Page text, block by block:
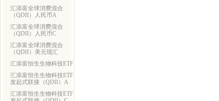
汇添富全球消费混合
（QDII）人民币A
汇添富全球消费混合
（QDII）人民币C
汇添富全球消费混合
（QDII）美元现汇
汇添富恒生生物科技ETF
汇添富恒生生物科技ETF
发起式联接（QDII）A
汇添富恒生生物科技ETF